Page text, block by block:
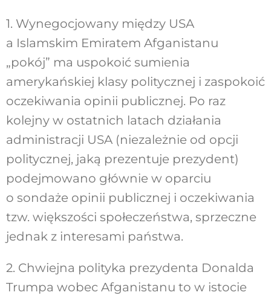
1. Wynegocjowany między USA
a Islamskim Emiratem Afganistanu
„pokój” ma uspokoić sumienia
amerykańskiej klasy politycznej i zaspokoić
oczekiwania opinii publicznej. Po raz
kolejny w ostatnich latach działania
administracji USA (niezależnie od opcji
politycznej, jaką prezentuje prezydent)
podejmowano głównie w oparciu
o sondaże opinii publicznej i oczekiwania
tzw. większości społeczeństwa, sprzeczne
jednak z interesami państwa.
2. Chwiejna polityka prezydenta Donalda
Trumpa wobec Afganistanu to w istocie